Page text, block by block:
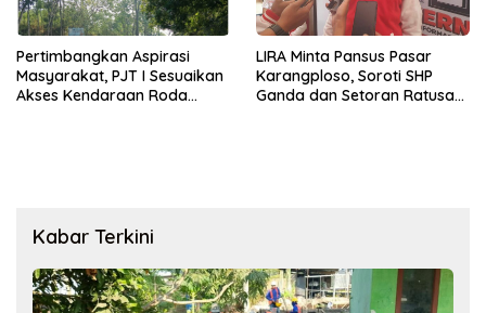
Pertimbangkan Aspirasi
Masyarakat, PJT I Sesuaikan
Akses Kendaraan Roda
LIRA Minta Pansus Pasar
Karangploso, Soroti SHP
Ganda dan Setoran Ratusan
Kabar Terkini